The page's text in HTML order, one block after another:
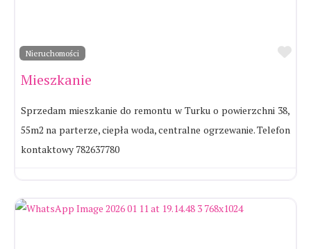
Nieruchomości
Mieszkanie
Sprzedam mieszkanie do remontu w Turku o powierzchni 38,
55m2 na parterze, ciepła woda, centralne ogrzewanie. Telefon
kontaktowy 782637780